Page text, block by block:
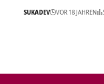
SUKADEV VOR 18 JAHREN